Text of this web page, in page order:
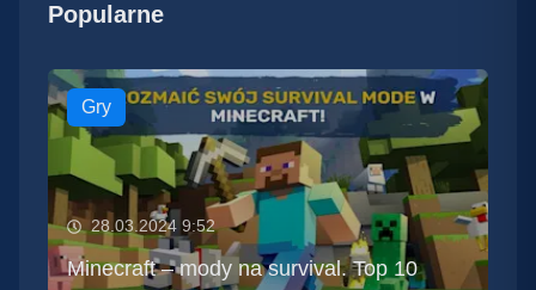
Popularne
Gry
28.03.2024 9:52
Minecraft – mody na survival. Top 10